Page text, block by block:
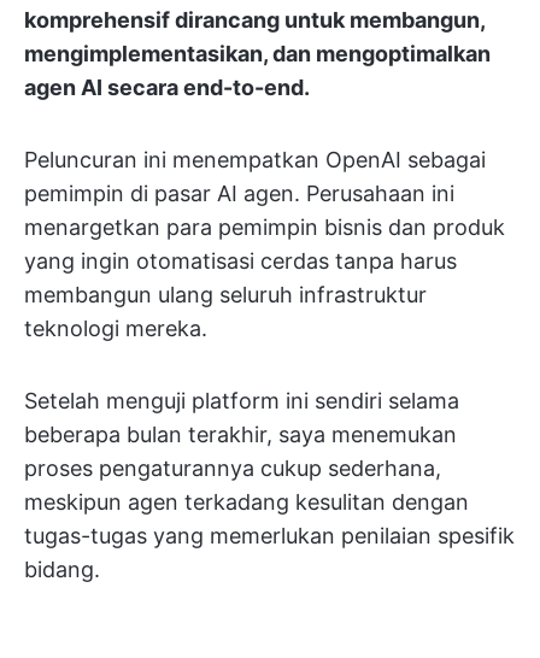
komprehensif dirancang untuk membangun,
mengimplementasikan, dan mengoptimalkan
agen AI secara end-to-end.
Peluncuran ini menempatkan OpenAI sebagai
pemimpin di pasar AI agen. Perusahaan ini
menargetkan para pemimpin bisnis dan produk
yang ingin otomatisasi cerdas tanpa harus
membangun ulang seluruh infrastruktur
teknologi mereka.
Setelah menguji platform ini sendiri selama
beberapa bulan terakhir, saya menemukan
proses pengaturannya cukup sederhana,
meskipun agen terkadang kesulitan dengan
tugas-tugas yang memerlukan penilaian spesifik
bidang.